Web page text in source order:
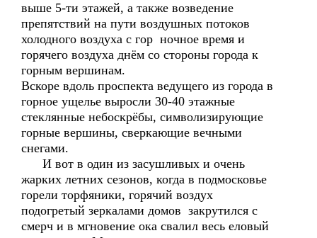
выше 5-ти этажей, а также возведение
препятствий на пути воздушных потоков
холодного воздуха с гор ночное время и
горячего воздуха днём со стороны города к
горным вершинам.
Вскоре вдоль проспекта ведущего из города в
горное ущелье выросли 30-40 этажные
стеклянные небоскрёбы, символизирующие
горные вершины, сверкающие вечными
снегами.
И вот в один из засушливых и очень
жарких летних сезонов, когда в подмосковье
горели торфяники, горячий воздух
подогретый зеркалами домов закрутился с
смерч и в мгновение ока свалил весь еловый